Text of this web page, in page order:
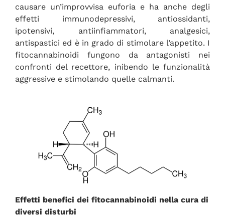
causare un’improvvisa euforia e ha anche degli
effetti immunodepressivi, antiossidanti,
ipotensivi, antiinfiammatori, analgesici,
antispastici ed è in grado di stimolare l’appetito. I
fitocannabinoidi fungono da antagonisti nei
confronti del recettore, inibendo le funzionalità
aggressive e stimolando quelle calmanti.
Effetti benefici dei fitocannabinoidi nella cura di
diversi disturbi